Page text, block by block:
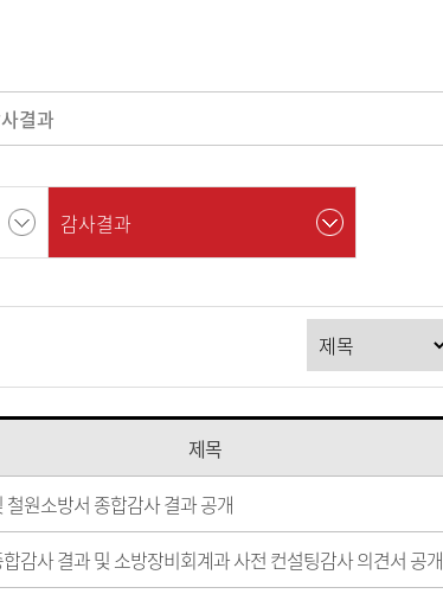
결과
감사결과
제목
원소방서 종합감사 결과 공개
감사 결과 및 소방장비회계과 사전 컨설팅감사 의견서 공개